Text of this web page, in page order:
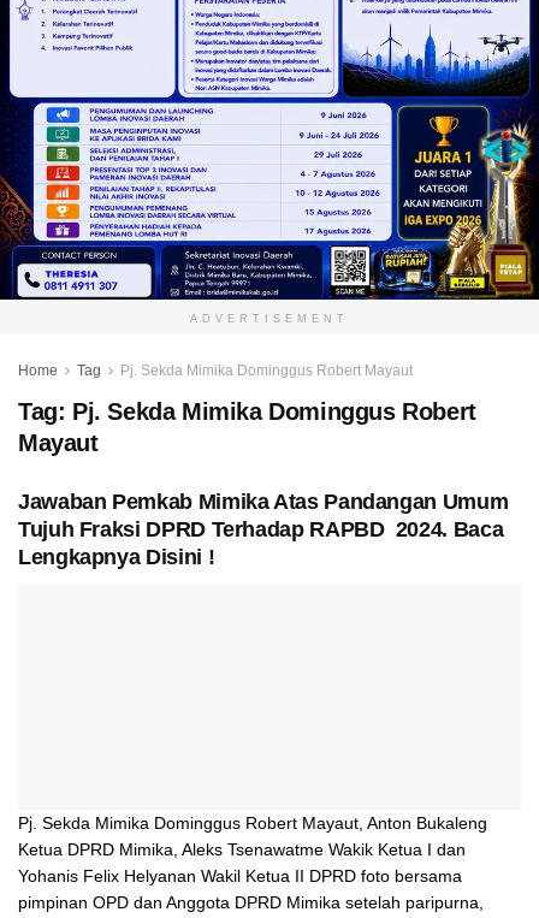
ADVERTISEMENT
Home Tag Pj. Sekda Mimika Dominggus Robert Mayaut
Tag: Pj. Sekda Mimika Dominggus Robert
Mayaut
Jawaban Pemkab Mimika Atas Pandangan Umum
Tujuh Fraksi DPRD Terhadap RAPBD 2024. Baca
Lengkapnya Disini !
Pj. Sekda Mimika Dominggus Robert Mayaut, Anton Bukaleng
Ketua DPRD Mimika, Aleks Tsenawatme Wakik Ketua I dan
Yohanis Felix Helyanan Wakil Ketua II DPRD foto bersama
pimpinan OPD dan Anggota DPRD Mimika setelah paripurna,